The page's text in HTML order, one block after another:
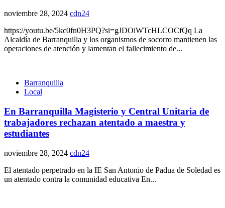
noviembre 28, 2024 cdn24
https://youtu.be/5kc0fn0H3PQ?si=gJDOiWTcHLCOCfQq La
Alcaldía de Barranquilla y los organismos de socorro mantienen las
operaciones de atención y lamentan el fallecimiento de...
Barranquilla
Local
En Barranquilla Magisterio y Central Unitaria de
trabajadores rechazan atentado a maestra y
estudiantes
noviembre 28, 2024 cdn24
El atentado perpetrado en la IE San Antonio de Padua de Soledad es
un atentado contra la comunidad educativa En...